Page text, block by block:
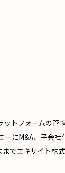
トフォームの管
にM&A、子会
でエキサイト株式